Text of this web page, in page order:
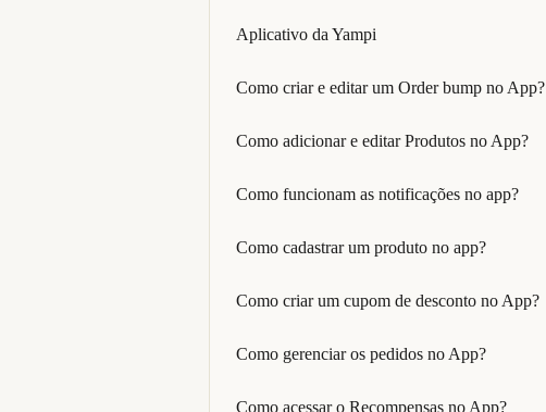
Aplicativo da Yampi
Como criar e editar um Order bump no App?
Como adicionar e editar Produtos no App?
Como funcionam as notificações no app?
Como cadastrar um produto no app?
Como criar um cupom de desconto no App?
Como gerenciar os pedidos no App?
Como acessar o Recompensas no App?